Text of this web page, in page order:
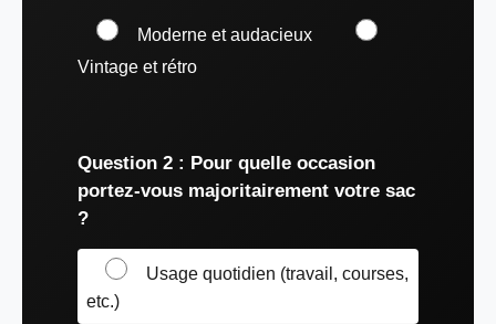
Moderne et audacieux
Vintage et rétro
Question 2 : Pour quelle occasion
portez-vous majoritairement votre sac
?
Usage quotidien (travail, courses,
etc.)